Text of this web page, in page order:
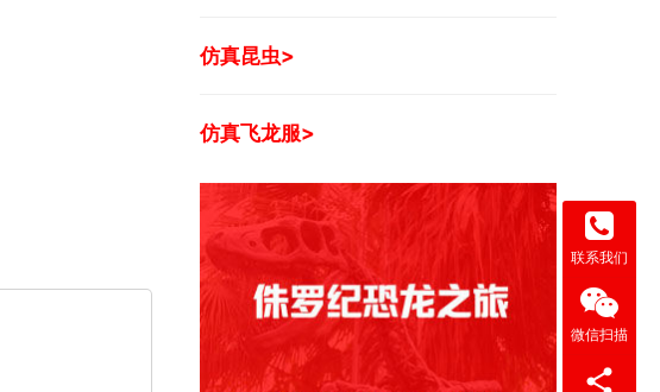
仿真昆虫>
仿真飞龙服>
联系我们
微信扫描